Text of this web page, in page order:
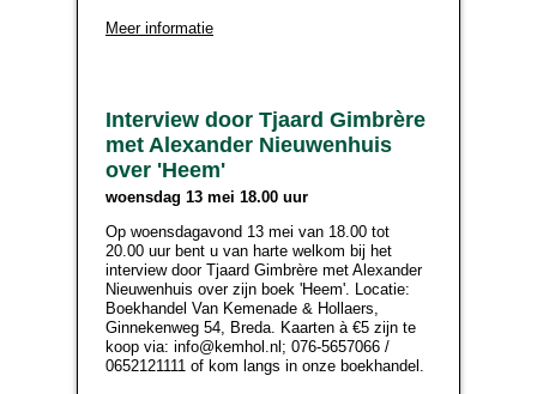
Meer informatie
Interview door Tjaard Gimbrère
met Alexander Nieuwenhuis
over 'Heem'
woensdag 13 mei 18.00 uur
Op woensdagavond 13 mei van 18.00 tot
20.00 uur bent u van harte welkom bij het
interview door Tjaard Gimbrère met Alexander
Nieuwenhuis over zijn boek 'Heem'. Locatie:
Boekhandel Van Kemenade & Hollaers,
Ginnekenweg 54, Breda. Kaarten à €5 zijn te
koop via: info@kemhol.nl; 076-5657066 /
0652121111 of kom langs in onze boekhandel.